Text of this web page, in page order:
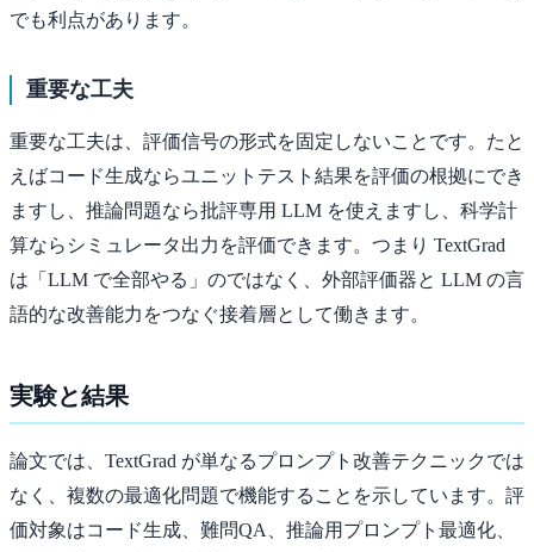
でも利点があります。
重要な工夫
重要な工夫は、評価信号の形式を固定しないことです。たと
えばコード生成ならユニットテスト結果を評価の根拠にでき
ますし、推論問題なら批評専用 LLM を使えますし、科学計
算ならシミュレータ出力を評価できます。つまり TextGrad
は「LLM で全部やる」のではなく、外部評価器と LLM の言
語的な改善能力をつなぐ接着層として働きます。
実験と結果
論文では、TextGrad が単なるプロンプト改善テクニックでは
なく、複数の最適化問題で機能することを示しています。評
価対象はコード生成、難問QA、推論用プロンプト最適化、